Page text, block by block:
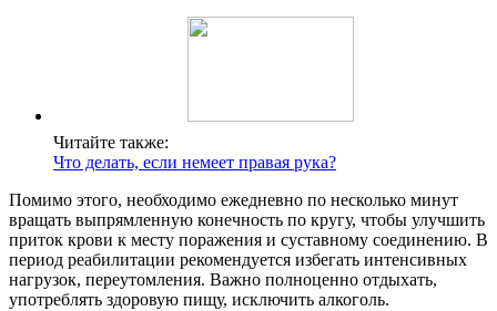
Читайте также:
Что делать, если немеет правая рука?
Помимо этого, необходимо ежедневно по несколько минут
вращать выпрямленную конечность по кругу, чтобы улучшить
приток крови к месту поражения и суставному соединению. В
период реабилитации рекомендуется избегать интенсивных
нагрузок, переутомления. Важно полноценно отдыхать,
употреблять здоровую пищу, исключить алкоголь.